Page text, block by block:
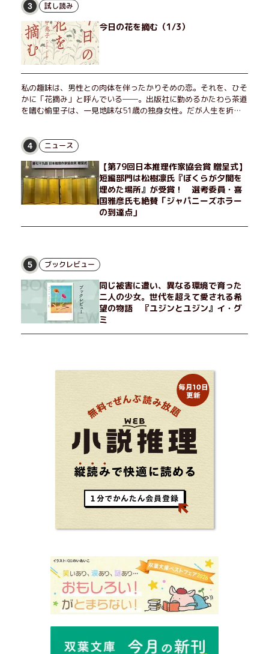
3 試し読み
今日の花を摘む（1/3）
私の趣味は、男性との肉体を伴ったかりそめの恋。それを、ひそ
かに「花摘み」と呼んでいる──。出版社に勤めるかたわら茶道
を嗜む愉里子は、一見地味な51歳の独身女性。だが人生を折り
せる男が現れた。茶の湯の粋人、70歳の万江島だ。だが彼に
は、ある秘密があった……。自分の心と身体を偽らない女たちの
姿と、その連帯を描く。赤裸々にして切実な、セクシュアリティ
をめぐる物語。
4 ニュース
【第79回日本推理作家協会賞 贈呈式】
短編部門は松樹凛氏『ぼくらが夕闇を
埋めた場所』が受賞！ 選考委員・喜
国雅彦氏も絶賛「ジャパニーズホラー
の到達点」
5 ブックレビュー
同じ被害に遭い、異なる環境で育った
二人の少女。世代を超えて愛される希
望の物語 『ユジンとユジン』イ・グ
ミ